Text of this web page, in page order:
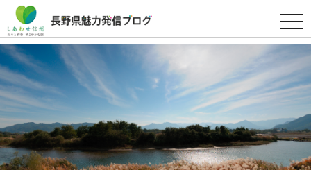
t
o
g
l
e
n
a
g
a
t
o